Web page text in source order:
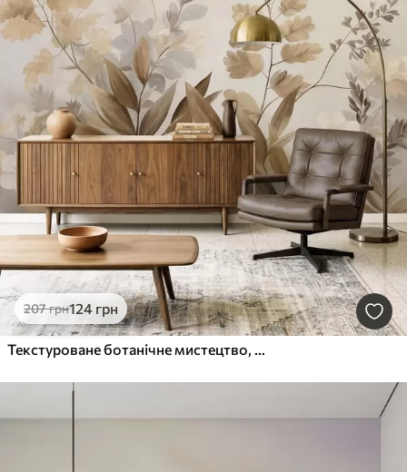
207грн124 грн
Текстуроване ботанічне мистецтво, різноманітні рослини та листя у відтінках коричневого та бежевого